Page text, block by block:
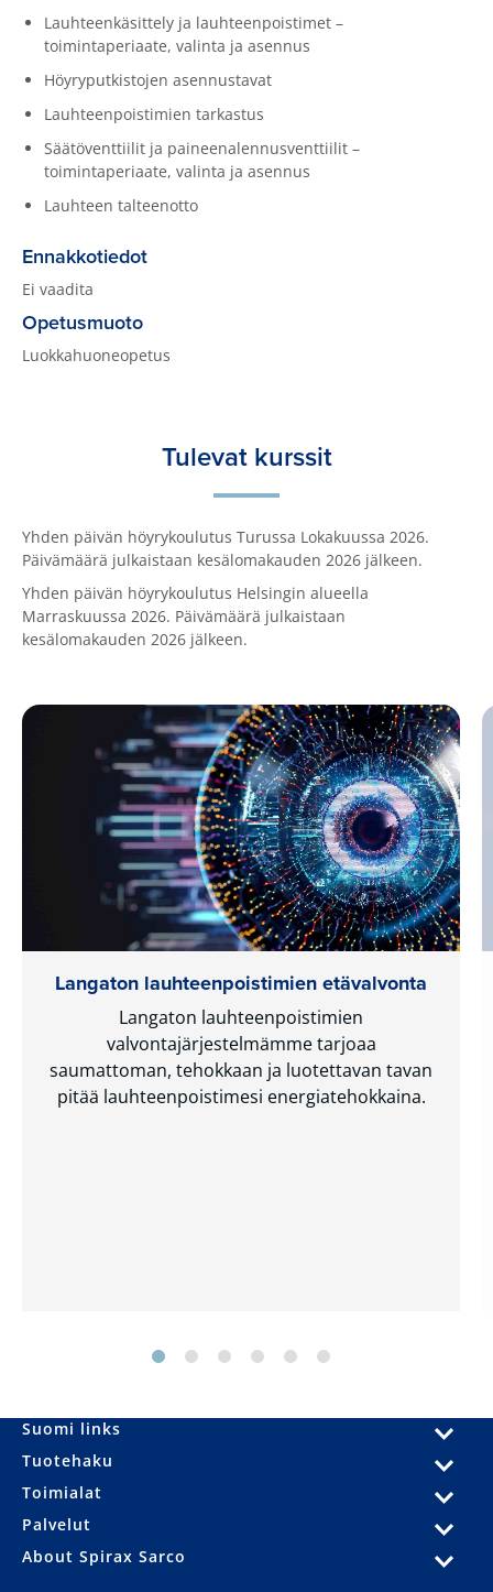
Lauhteenkäsittely ja lauhteenpoistimet –
toimintaperiaate, valinta ja asennus
Höyryputkistojen asennustavat
Lauhteenpoistimien tarkastus
Säätöventtiilit ja paineenalennusventtiilit –
toimintaperiaate, valinta ja asennus
Lauhteen talteenotto
Ennakkotiedot
Ei vaadita
Opetusmuoto
Luokkahuoneopetus
Tulevat kurssit
Yhden päivän höyrykoulutus Turussa Lokakuussa 2026.
Päivämäärä julkaistaan kesälomakauden 2026 jälkeen.
Yhden päivän höyrykoulutus Helsingin alueella
Marraskuussa 2026. Päivämäärä julkaistaan
kesälomakauden 2026 jälkeen.
Langaton lauhteenpoistimien etävalvonta
Langaton lauhteenpoistimien
valvontajärjestelmämme tarjoaa
saumattoman, tehokkaan ja luotettavan tavan
pitää lauhteenpoistimesi energiatehokkaina.
Suomi links
Tuotehaku
Toimialat
Palvelut
About Spirax Sarco